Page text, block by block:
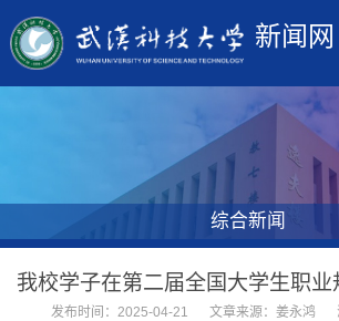
新闻网
综合新闻
我校学子在第二届全国大学生职
发布时间：2025-04-21 文章来源：姜永鸿